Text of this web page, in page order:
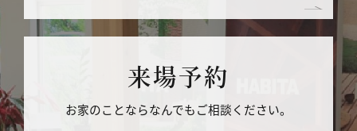
来場予約
お家のことならなんでもご相談ください。